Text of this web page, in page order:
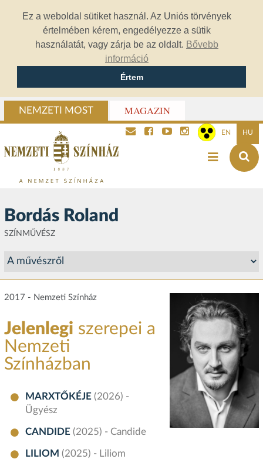
Ez a weboldal sütiket használ. Az Uniós törvények
értelmében kérem, engedélyezze a sütik
használatát, vagy zárja be az oldalt. Bővebb
információ
Értem
NEMZETI MOST MAGAZIN
EN HU
Bordás Roland
SZÍNMŰVÉSZ
2017 - Nemzeti Színház
Jelenlegi szerepei a
Nemzeti
Színházban
MARXTŐKÉJE (2026) -
Ügyész
CANDIDE (2025) - Candide
LILIOM (2025) - Liliom